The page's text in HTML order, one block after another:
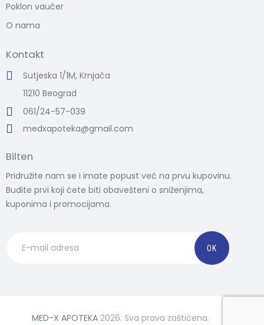
Poklon vaučer
O nama
Kontakt
Sutjeska 1/1M, Krnjača
11210 Beograd
061/24-57-039
medxapoteka@gmail.com
Bilten
Pridružite nam se i imate popust već na prvu kupovinu.
Budite prvi koji ćete biti obavešteni o sniženjima,
kuponima i promocijama.
MED-X APOTEKA2026. Sva prava zaštićena.